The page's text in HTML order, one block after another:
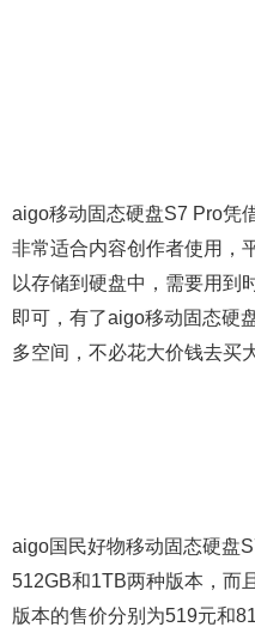
aigo移动固态硬盘S7 Pro凭
非常适合内容创作者使用，
以存储到硬盘中，需要用到
即可，有了aigo移动固态硬
多空间，不必花大价钱去买
aigo国民好物移动固态硬盘
512GB和1TB两种版本，而
版本的售价分别为519元和